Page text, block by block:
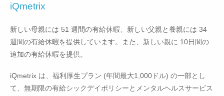
iQmetrix
新しい母親には 51 週間の有給休暇、新しい父親と養親には 34
週間の有給休暇を提供しています。また、新しい親に 10日間の
追加の有給休暇を提供。
iQmetrix は、福利厚生プラン (年間最大1,000ドル) の一部とし
て、無期限の有給シックデイポリシーとメンタルヘルスサービス